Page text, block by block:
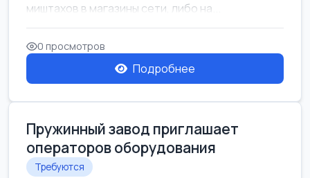
миштахов в магазины сети, либо на...
0 просмотров
Подробнее
Пружинный завод приглашает
операторов оборудования
Требуются